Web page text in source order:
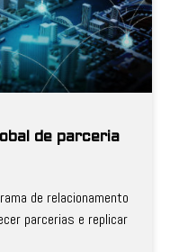
de parceria
de relacionamento
parcerias e replicar